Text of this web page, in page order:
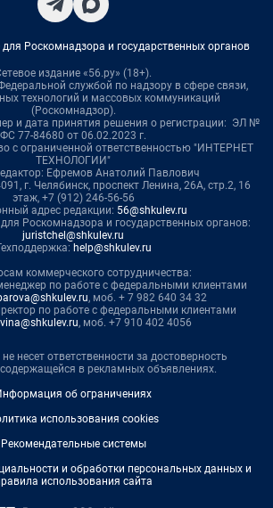
Роскомнадзора и государственных органов
издание «56.ру» (18+).
службой по надзору в сфере связи,
технологий и массовых коммуникаций
(Роскомнадзор).
и дата принятия решения о регистрации: ЭЛ №
ФС 77-84680 от 06.02.2023 г.
с ограниченной ответственностью "ИНТЕРНЕТ
ТЕХНОЛОГИИ"
Ефремов Анатолий Павлович
г. Челябинск, проспект Ленина, 26А, стр.2, 16
этаж, +7 (912) 246-56-56
адрес редакции: 56@shkulev.ru
Роскомнадзора и государственных органов:
juristchel@shkulev.ru
help@shkulev.ru
коммерческого сотрудничества:
по работе с федеральными клиентами
, моб. + 7 982 640 34 32
по работе с федеральными клиентами
, моб. +7 910 402 4056
несет ответственности за достоверность
в рекламных объявлениях.
об ограничениях
использования cookies
Рекомендательные системы
и обработки персональных данных и
использования сайта